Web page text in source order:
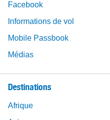
Facebook
Informations de vol
Mobile Passbook
Médias
Destinations
Afrique